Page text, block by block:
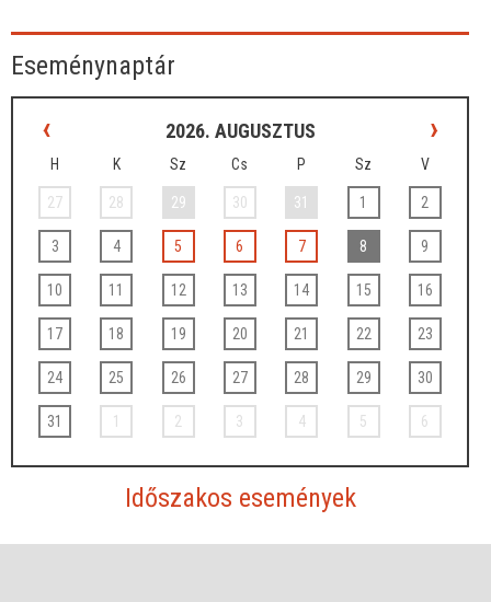
Eseménynaptár
‹ 2026. AUGUSZTUS ›
H K Sz Cs P Sz V
27 28 29 30 31 1 2
3 4 5 6 7 8 9
10 11 12 13 14 15 16
17 18 19 20 21 22 23
24 25 26 27 28 29 30
31 1 2 3 4 5 6
Időszakos események